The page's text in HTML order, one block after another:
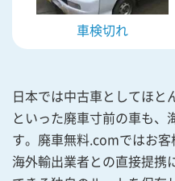
車検切れ
日本では中古車としてほと
といった廃車寸前の車も、
す。廃車無料.comではお客
海外輸出業者との直接提携